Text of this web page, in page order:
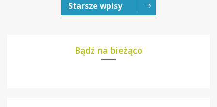
Starsze wpisy
Bądź na bieżąco